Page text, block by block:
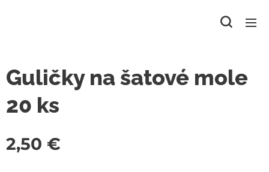
Guličky na šatové mole
20 ks
2,50 €